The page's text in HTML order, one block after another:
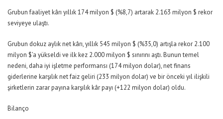
Grubun faaliyet kârı yıllık 174 milyon $ (%8,7) artarak 2.163 milyon $ rekor
seviyeye ulaştı.
Grubun dokuz aylık net kârı, yıllık 545 milyon $ (%35,0) artışla rekor 2.100
milyon $’a yükseldi ve ilk kez 2.000 milyon $ sınırını aştı. Bunun temel
nedeni, daha iyi işletme performansı (174 milyon dolar), net finans
giderlerine karşılık net faiz geliri (233 milyon dolar) ve bir önceki yıl ilişkili
şirketlerin zarar payına karşılık kâr payı (+122 milyon dolar) oldu.
Bilanço